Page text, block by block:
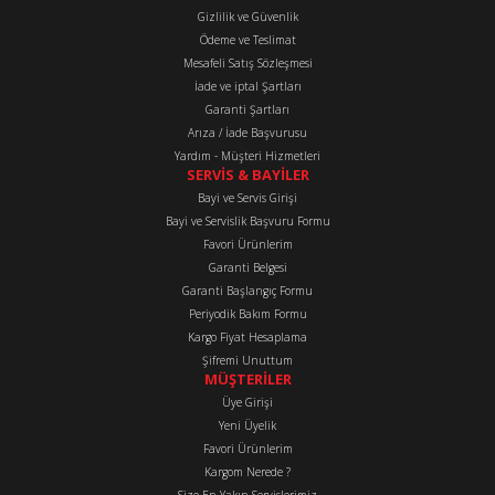
Ürün bilgilerinde hatalar bulunuyor.
Ürün fiyatı diğer sitelerden daha pahalı.
Bu ürüne benzer farklı alternatifler olmalı.
Gönder
Gizlilik ve Güvenlik
Ödeme ve Teslimat
Mesafeli Satış Sözleşmesi
İade ve iptal Şartları
Garanti Şartları
Arıza / İade Başvurusu
Yardım - Müşteri Hizmetleri
SERVİS & BAYİLER
Bayi ve Servis Girişi
Bayi ve Servislik Başvuru Formu
Favori Ürünlerim
Garanti Belgesi
Garanti Başlangıç Formu
Periyodik Bakım Formu
Kargo Fiyat Hesaplama
Şifremi Unuttum
MÜŞTERİLER
Üye Girişi
Yeni Üyelik
Favori Ürünlerim
Kargom Nerede ?